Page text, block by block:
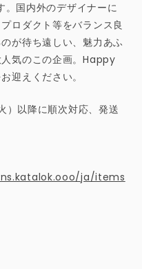
。国内外のデザイナーに
ロダクト等をバランス良
が待ち遠しい、魅力あふ
気のこの企画。Happy
迎えください。
）以降に順次対応、発送
ja/items